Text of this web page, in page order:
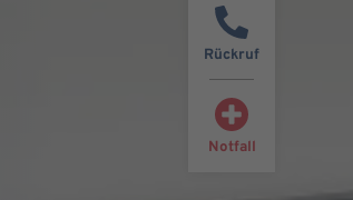
Rückruf
Notfall